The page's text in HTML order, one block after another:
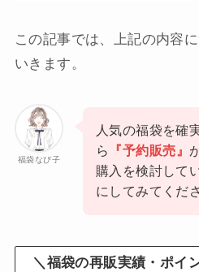
この記事では、上記の内容
いきます。
福袋なび子
人気の福袋を確
ら
『予約販売』
購入を検討して
にしてみてくだ
＼福袋の再販実績・ポイ